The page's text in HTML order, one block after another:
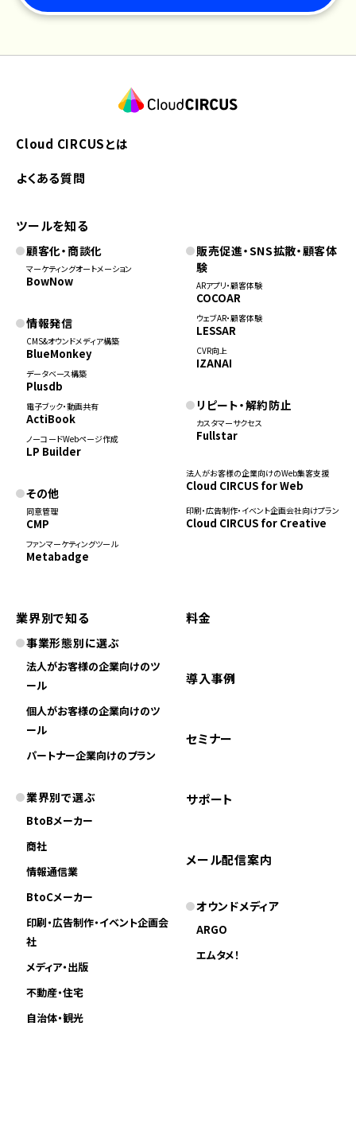
Cloud CIRCUSとは
よくある質問
ツールを知る
顧客化・商談化
マーケティングオートメーション
BowNow
情報発信
CMS&オウンドメディア構築
BlueMonkey
データベース構築
Plusdb
電子ブック・動画共有
ActiBook
ノーコードWebページ作成
LP Builder
その他
同意管理
CMP
ファンマーケティングツール
Metabadge
販売促進・SNS拡散・顧客体
験
ARアプリ・顧客体験
COCOAR
ウェブAR・顧客体験
LESSAR
CVR向上
IZANAI
リピート・解約防止
カスタマーサクセス
Fullstar
法人がお客様の企業向けのWeb集客支援
Cloud CIRCUS for Web
印刷・広告制作・イベント企画会社向けプラン
Cloud CIRCUS for Creative
業界別で知る
事業形態別に選ぶ
法人がお客様の企業向けのツ
ール
個人がお客様の企業向けのツ
ール
パートナー企業向けのプラン
業界別で選ぶ
BtoBメーカー
商社
情報通信業
BtoCメーカー
印刷・広告制作・イベント企画会
社
メディア・出版
不動産・住宅
自治体・観光
料金
導入事例
セミナー
サポート
メール配信案内
オウンドメディア
ARGO
エムタメ！